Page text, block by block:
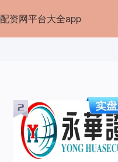
配资网平台大全app